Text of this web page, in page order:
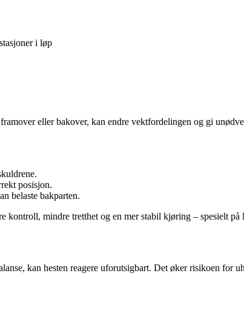
i løp
eller bakover, kan endre vektfordelingen og gi
posisjon.
belaste bakparten.
mindre tretthet og en mer stabil kjøring – spesielt
kan hesten reagere uforutsigbart. Det øker risikoen for